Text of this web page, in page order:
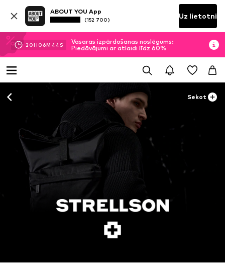
ABOUT YOU App
(152 700) Uz lietotni
20H 06M 44 S
Vasaras izpārdošanas noslēgums:
Piedāvājumi ar atlaidi līdz 60%
Sekot